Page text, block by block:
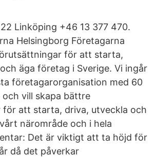
Linköping +46 13 377 470.
Helsingborg Företagarna
för att starta,
äga företag i Sverige. Vi ingår
företagarorganisation med 60
vill skapa bättre
att starta, driva, utveckla och
närområde och i hela
Det är viktigt att ta höjd för
då det påverkar